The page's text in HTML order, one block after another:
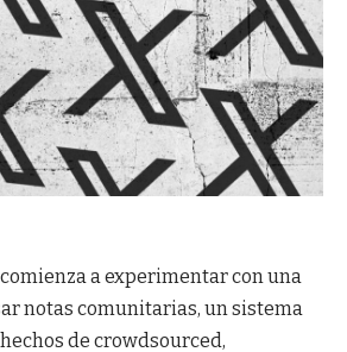
comienza a experimentar con una
notas comunitarias, un sistema
de crowdsourced,